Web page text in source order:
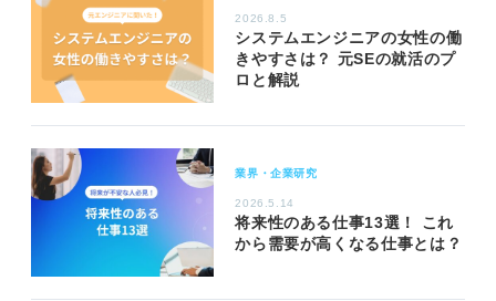
2026.8.5
システムエンジニアの女性の働
きやすさは？ 元SEの就活のプ
ロと解説
業界・企業研究
2026.5.14
将来性のある仕事13選！ これ
から需要が高くなる仕事とは？